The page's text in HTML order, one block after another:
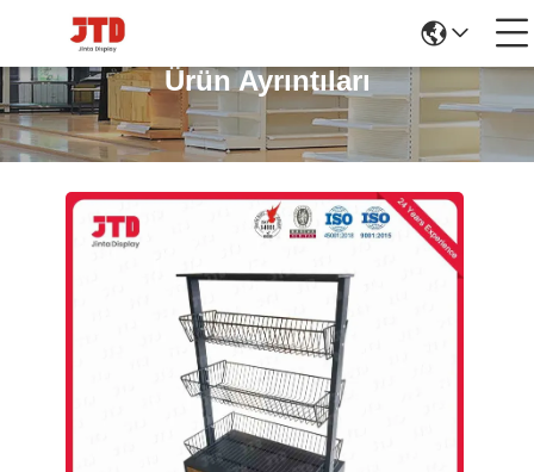
Ürün Ayrıntıları